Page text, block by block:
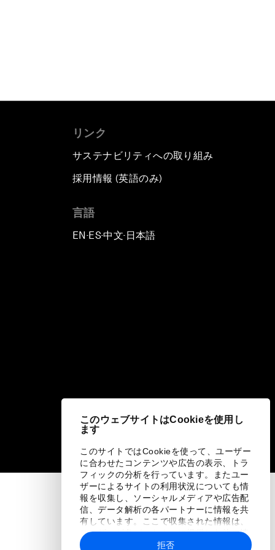
このウェブサイトはCookieを使用し
ます
このサイトではCookieを使って、ユーザー
に合わせたコンテンツや広告の表示、トラ
フィックの分析を行っています。またユー
ザーによるサイトの利用状況についても情
報を収集し、ソーシャルメディアや広告配
信、データ解析の各パートナーに情報を共
有しています。ここで収集された情報は、
ユーザーが各パートナーに提供した他の情
報や各パートナーのサービスを使用した際
拒否
リンク
サステナビリティへの取り組み
採用情報 (英語のみ)
言語
EN ▪ES▪中文▪ 日本語